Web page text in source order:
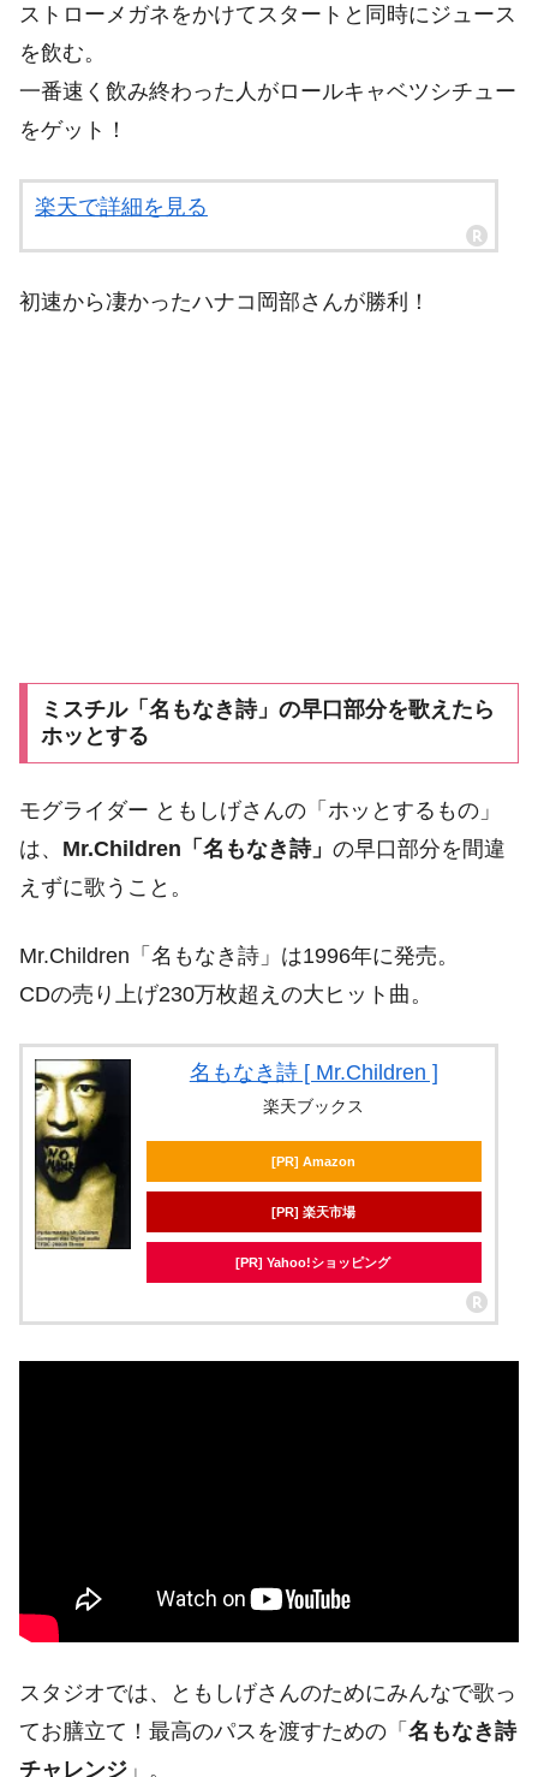
ストローメガネをかけてスタートと同時にジュース
を飲む。
一番速く飲み終わった人がロールキャベツシチュー
をゲット！
楽天で詳細を見る
初速から凄かったハナコ岡部さんが勝利！
ミスチル「名もなき詩」の早口部分を歌えたら
ホッとする
モグライダー ともしげさんの「ホッとするもの」
は、 Mr.Children「名もなき詩」 の早口部分を間違
えずに歌うこと。
Mr.Children「名もなき詩」は1996年に発売。
CDの売り上げ230万枚超えの大ヒット曲。
名もなき詩 [ Mr.Children ]
楽天ブックス
[PR] Amazon
[PR] 楽天市場
[PR] Yahoo!ショッピング
スタジオでは、ともしげさんのためにみんなで歌っ
てお膳立て！最高のパスを渡すための「 名もなき詩
チャレンジ 」。